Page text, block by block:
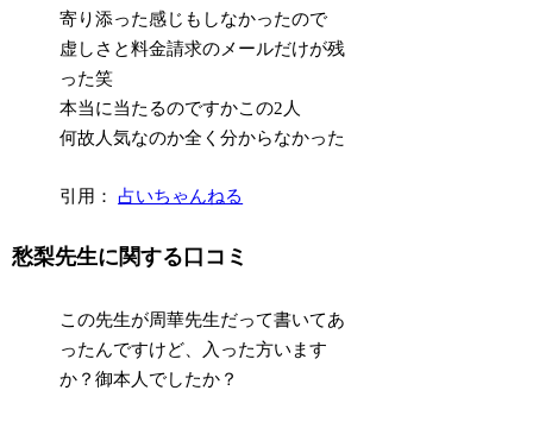
寄り添った感じもしなかったので
虚しさと料金請求のメールだけが残
った笑
本当に当たるのですかこの2人
何故人気なのか全く分からなかった
引用：占いちゃんねる
愁梨先生に関する口コミ
この先生が周華先生だって書いてあ
ったんですけど、入った方います
か？御本人でしたか？